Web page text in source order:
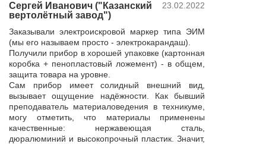
Сергей Иванович ("Казанский
вертолётный завод")
23.02.2022
Заказывали электроискровой маркер типа ЭИМ
(мы его называем просто - электрокарандаш).
Получили прибор в хорошей упаковке (картонная
коробка + пенопластовый ложемент) - в общем,
защита товара на уровне.
Сам прибор имеет солидный внешний вид,
вызывает ощущение надёжности. Как бывший
преподаватель материаловедения в техникуме,
могу отметить, что материалы применены
качественные: нержавеющая сталь,
дюралюминий и высокопрочный пластик. Значит,
Владимир
Компания
110 кВ для
Продукция
Наоборот,
качества,
На